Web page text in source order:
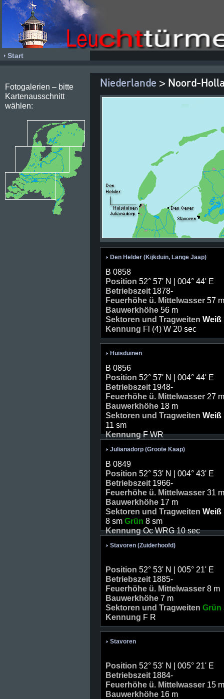
Start
Fotogalerien – bitte
Kartenausschnitt
wählen:
Niederlande > Noord-
Den Helder (Kijkduin, Lange Jaap)
B 0858
Position 52° 57' N | 004° 44' E
Betriebszeit 1878-
Feuerhöhe ü. Mittelwasser 57 m
Bauwerkhöhe 56 m
Sektoren und Tragweiten Weiß
Kennung Fl (4) W 20 sec
Huisduinen
B 0856
Position 52° 57' N | 004° 44' E
Betriebszeit 1948-
Feuerhöhe ü. Mittelwasser 27 m
Bauwerkhöhe 18 m
Sektoren und Tragweiten Weiß
11 sm
KennungF WR
Julianadorp (Groote Kaap)
B 0849
Position 52° 53' N | 004° 43' E
Betriebszeit 1966-
Feuerhöhe ü. Mittelwasser 31 m
Bauwerkhöhe 17 m
Sektoren und Tragweiten Weiß
8 sm Grün 8 sm
KennungOc WRG 10 sec
Stavoren (Zuiderhoofd)
Position 52° 53' N | 005° 21' E
Betriebszeit 1885-
Feuerhöhe ü. Mittelwasser 8 m
Bauwerkhöhe 7 m
Sektoren und Tragweiten Grün
Kennung F R
Stavoren
Position 52° 53' N | 005° 21' E
Betriebszeit 1884-
Feuerhöhe ü. Mittelwasser 15 m
Bauwerkhöhe 16 m